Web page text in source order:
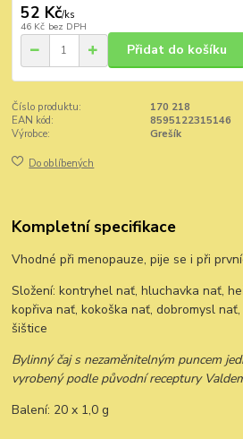
52 Kč/ks
46 Kč bez DPH
Přidat do košíku
Číslo produktu:
170 218
EAN kód:
8595122315146
Výrobce:
Grešík
Do oblíbených
Kompletní specifikace
Vhodné při menopauze, pije se i při
Složení: kontryhel nať, hluchavka nať,
kopřiva nať, kokoška nať, dobromysl
šištice
Bylinný čaj s nezaměnitelným puncem
vyrobený podle původní receptury
Balení: 20 x 1,0 g